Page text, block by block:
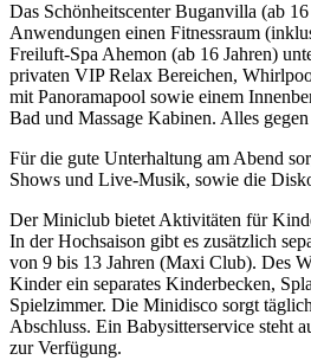
Das Schönheitscenter Buganvilla (ab
Anwendungen einen Fitnessraum
Freiluft-Spa Ahemon (ab 16 Jahren)
privaten VIP Relax Bereichen,
mit Panoramapool sowie einem
Bad und Massage Kabinen. Alles
Für die gute Unterhaltung am Abend
Shows und Live-Musik, sowie die
Der Miniclub bietet Aktivitäten für
In der Hochsaison gibt es zusätzlich
von 9 bis 13 Jahren (Maxi Club). Des
Kinder ein separates Kinderbecken,
Spielzimmer. Die Minidisco sorgt
Abschluss. Ein Babysitterservice steht
zur Verfügung.